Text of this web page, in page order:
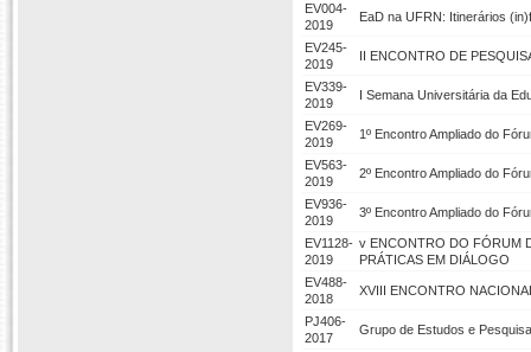
EV004-
2019
EaD na UFRN: Itinerários
EV245-
2019
II ENCONTRO DE
EV339-
2019
I Semana Universitária da
EV269-
2019
1º Encontro Ampliado do
EV563-
2019
2º Encontro Ampliado do
EV936-
2019
3º Encontro Ampliado do
EV1128-
2019
v ENCONTRO DO FÓRUM
PRÁTICAS EM DIÁLOGO
EV488-
2018
XVIII ENCONTRO
PJ406-
2017
Grupo de Estudos e